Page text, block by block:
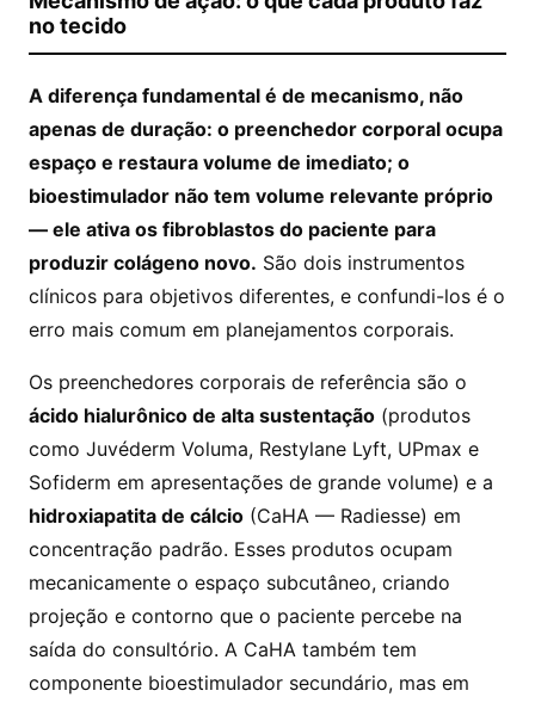
no tecido
A diferença fundamental é de mecanismo, não
apenas de duração: o preenchedor corporal ocupa
espaço e restaura volume de imediato; o
bioestimulador não tem volume relevante próprio
— ele ativa os fibroblastos do paciente para
produzir colágeno novo. São dois instrumentos
clínicos para objetivos diferentes, e confundi-los é o
erro mais comum em planejamentos corporais.
Os preenchedores corporais de referência são o
ácido hialurônico de alta sustentação (produtos
como Juvéderm Voluma, Restylane Lyft, UPmax e
Sofiderm em apresentações de grande volume) e a
hidroxiapatita de cálcio (CaHA — Radiesse) em
concentração padrão. Esses produtos ocupam
mecanicamente o espaço subcutâneo, criando
projeção e contorno que o paciente percebe na
saída do consultório. A CaHA também tem
componente bioestimulador secundário, mas em